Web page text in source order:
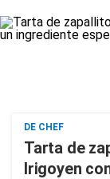
DE CHEF
Tarta de
Irigoyen